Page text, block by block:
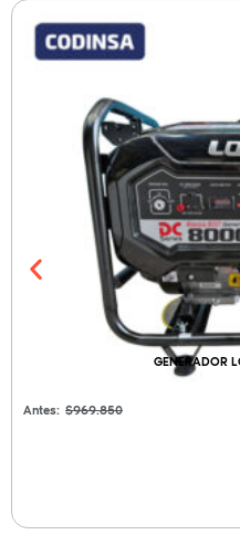
GENERADOR
Antes: $969.850